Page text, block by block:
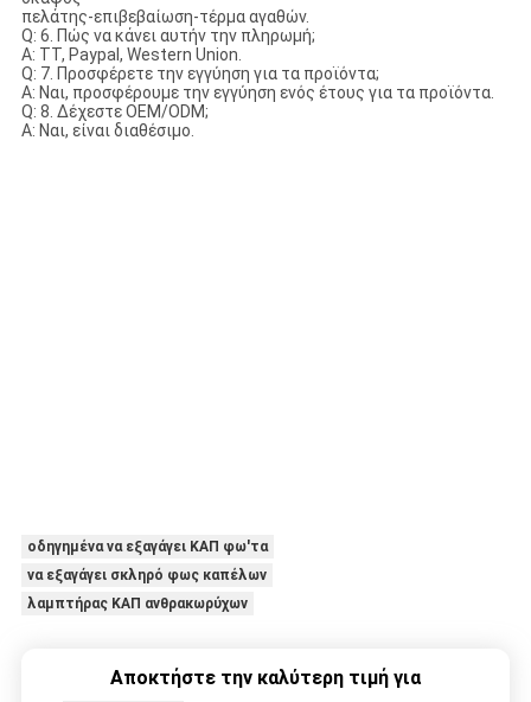
πελάτης-επιβεβαίωση-τέρμα αγαθών.
Q: 6. Πώς να κάνει αυτήν την πληρωμή;
Α: TT, Paypal, Western Union.
Q: 7. Προσφέρετε την εγγύηση για τα προϊόντα;
Α: Ναι, προσφέρουμε την εγγύηση ενός έτους για τα προϊόντα.
Q: 8. Δέχεστε OEM/ODM;
Α: Ναι, είναι διαθέσιμο.
οδηγημένα να εξαγάγει ΚΑΠ φω'τα
να εξαγάγει σκληρό φως καπέλων
λαμπτήρας ΚΑΠ ανθρακωρύχων
Αποκτήστε την καλύτερη τιμή για